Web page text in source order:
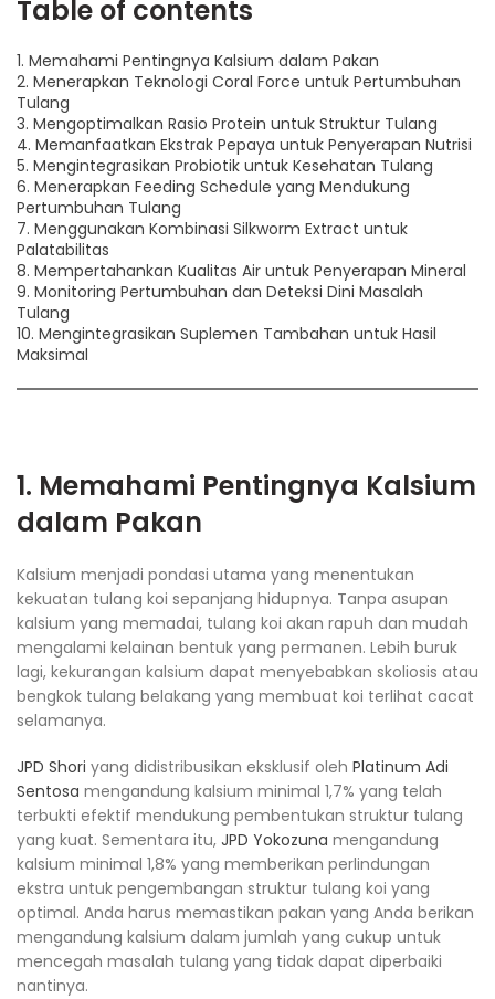
Table of contents
1. Memahami Pentingnya Kalsium dalam Pakan
2. Menerapkan Teknologi Coral Force untuk Pertumbuhan
Tulang
3. Mengoptimalkan Rasio Protein untuk Struktur Tulang
4. Memanfaatkan Ekstrak Pepaya untuk Penyerapan Nutrisi
5. Mengintegrasikan Probiotik untuk Kesehatan Tulang
6. Menerapkan Feeding Schedule yang Mendukung
Pertumbuhan Tulang
7. Menggunakan Kombinasi Silkworm Extract untuk
Palatabilitas
8. Mempertahankan Kualitas Air untuk Penyerapan Mineral
9. Monitoring Pertumbuhan dan Deteksi Dini Masalah
Tulang
10. Mengintegrasikan Suplemen Tambahan untuk Hasil
Maksimal
1. Memahami Pentingnya Kalsium
dalam Pakan
Kalsium menjadi pondasi utama yang menentukan
kekuatan tulang koi sepanjang hidupnya. Tanpa asupan
kalsium yang memadai, tulang koi akan rapuh dan mudah
mengalami kelainan bentuk yang permanen. Lebih buruk
lagi, kekurangan kalsium dapat menyebabkan skoliosis atau
bengkok tulang belakang yang membuat koi terlihat cacat
selamanya.
JPD Shori yang didistribusikan eksklusif oleh Platinum Adi
Sentosa mengandung kalsium minimal 1,7% yang telah
terbukti efektif mendukung pembentukan struktur tulang
yang kuat. Sementara itu, JPD Yokozuna mengandung
kalsium minimal 1,8% yang memberikan perlindungan
ekstra untuk pengembangan struktur tulang koi yang
optimal. Anda harus memastikan pakan yang Anda berikan
mengandung kalsium dalam jumlah yang cukup untuk
mencegah masalah tulang yang tidak dapat diperbaiki
nantinya.